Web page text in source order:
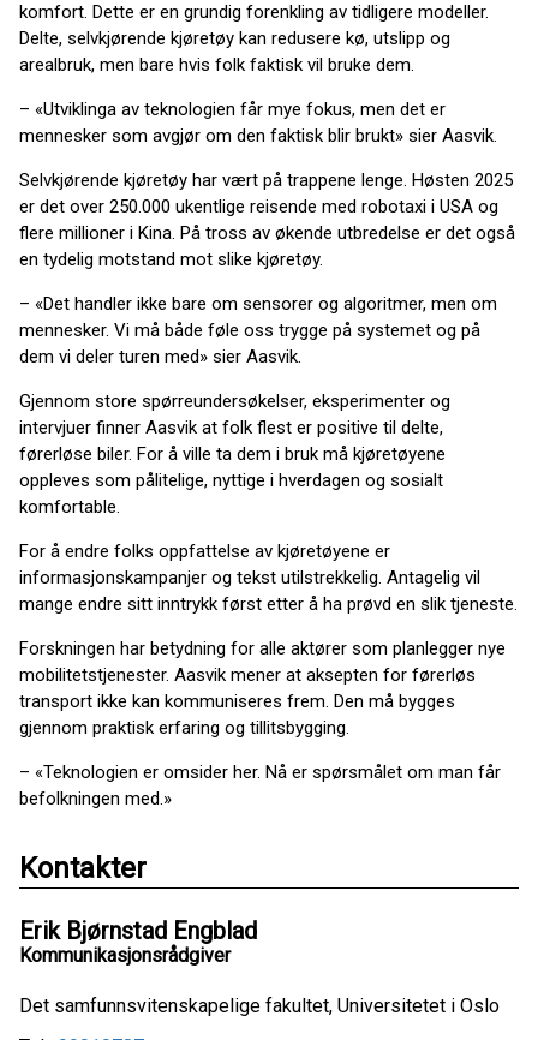
komfort. Dette er en grundig forenkling av tidligere modeller.
Delte, selvkjørende kjøretøy kan redusere kø, utslipp og
arealbruk, men bare hvis folk faktisk vil bruke dem.
– «Utviklinga av teknologien får mye fokus, men det er
mennesker som avgjør om den faktisk blir brukt» sier Aasvik.
Selvkjørende kjøretøy har vært på trappene lenge. Høsten 2025
er det over 250.000 ukentlige reisende med robotaxi i USA og
flere millioner i Kina. På tross av økende utbredelse er det også
en tydelig motstand mot slike kjøretøy.
– «Det handler ikke bare om sensorer og algoritmer, men om
mennesker. Vi må både føle oss trygge på systemet og på
dem vi deler turen med» sier Aasvik.
Gjennom store spørreundersøkelser, eksperimenter og
intervjuer finner Aasvik at folk flest er positive til delte,
førerløse biler. For å ville ta dem i bruk må kjøretøyene
oppleves som pålitelige, nyttige i hverdagen og sosialt
komfortable.
For å endre folks oppfattelse av kjøretøyene er
informasjonskampanjer og tekst utilstrekkelig. Antagelig vil
mange endre sitt inntrykk først etter å ha prøvd en slik tjeneste.
Forskningen har betydning for alle aktører som planlegger nye
mobilitetstjenester. Aasvik mener at aksepten for førerløs
transport ikke kan kommuniseres frem. Den må bygges
gjennom praktisk erfaring og tillitsbygging.
– «Teknologien er omsider her. Nå er spørsmålet om man får
befolkningen med.»
Kontakter
Erik Bjørnstad Engblad
Kommunikasjonsrådgiver
Det samfunnsvitenskapelige fakultet, Universitetet i Oslo